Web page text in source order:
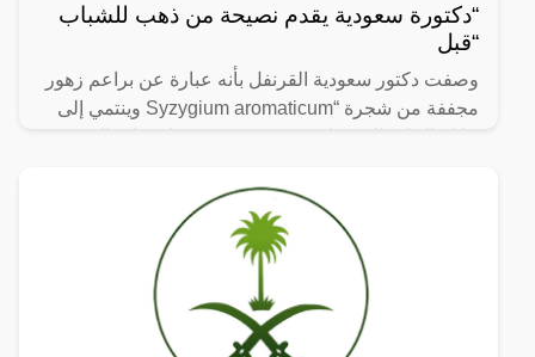
“دكتورة سعودية يقدم نصيحة من ذهب للشباب
“قبل
وصفت دكتور سعودية القرنفل بأنه عبارة عن براعم زهور
مجففة من شجرة “Syzygium aromaticum وينتمي إلى